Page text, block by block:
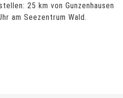
25 km von Gunzenhausen
am Seezentrum Wald.